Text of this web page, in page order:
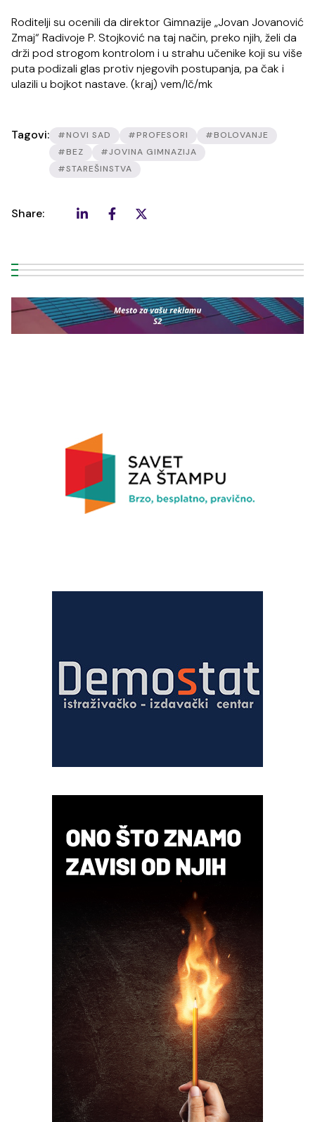
Roditelji su ocenili da direktor Gimnazije „Jovan Jovanović
Zmaj“ Radivoje P. Stojković na taj način, preko njih, želi da
drži pod strogom kontrolom i u strahu učenike koji su više
puta podizali glas protiv njegovih postupanja, pa čak i
ulazili u bojkot nastave. (kraj) vem/lč/mk
Tagovi: #NOVI SAD #PROFESORI
#BOLOVANJE
#BEZ
#JOVINA GIMNAZIJA
#STAREŠINSTVA
Share: